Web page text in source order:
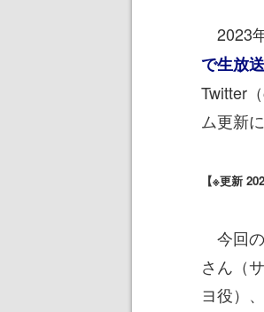
2023
で生放
Twitter
ム更新
【※更新
今回
さん（
ヨ役）